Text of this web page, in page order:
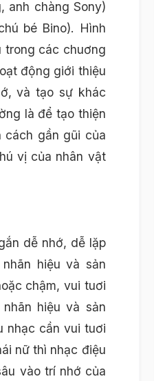
anh chàng Sony)
bé Bino). Hình
trong các chuơng
động giới thiệu
và tạo sự khác
là để tạo thiện
cách gần gũi của
vị của nhân vật
dễ nhớ, dễ lặp
hiệu và sản
chậm, vui tuơi
hiệu và sản
nhạc cần vui tuơi
nữ thì nhạc điệu
vào trí nhớ của